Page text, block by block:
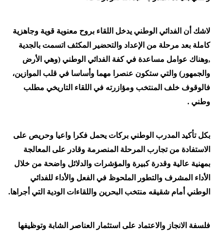
لاشك أن الفدائي الوطني يدخل اللقاء بروح معنوية قوية وجاهزية
كاملة بعد مرحلة من الإعداد والتحضير المكثف اتسمت بالجدية
,وهناك عوامل مساعدة في كفة الفدائي الوطني (وهي الأرض
والجمهور) والتي ستكون عنصرا مهما وأساسا في قلب الموازين،
فالوقوف خلف المنتخب ومؤازرته في اللقاء التاريخي مطلب
وطني .
بكل تأكيد المدرب الوطني بركات يحمل فكرا واعيا وحريص على
الاستفادة من تجارب المرحلة المنصرمة وقادر على المعالجة
بمهنية عالية وقدرة كبيرة والمؤشرات والدلائل واضحة من خلال
الأداء المشرف والتطور الملحوظ في الفعل والأداء للفدائي
الوطني أمام شقيقه منتخب البحرين واللقاءات الودية التي أجراها.
فلسفة الانجاز والاعتماد على استثمار العناصر الشابة وتوظيفها